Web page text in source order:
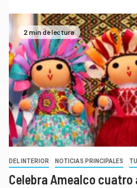
2 min de lectura
DEL INTERIOR NOTICIAS PRINCIPALES
Celebra Amealco cuatro